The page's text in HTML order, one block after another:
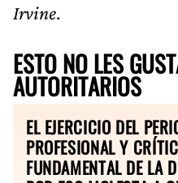
Irvine.
ESTO NO LES
AUTORITARIOS
EL EJERCICIO DEL
PROFESIONAL Y
FUNDAMENTAL DE LA